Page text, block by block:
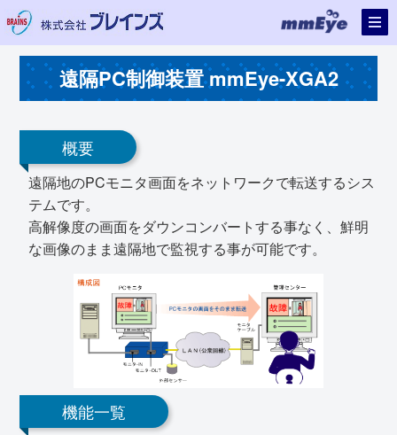
遠隔PC制御装置 mmEye-XGA2
概要
遠隔地のPCモニタ画面をネットワークで転送するシス
テムです。
高解像度の画面をダウンコンバートする事なく、鮮明
な画像のまま遠隔地で監視する事が可能です。
機能一覧